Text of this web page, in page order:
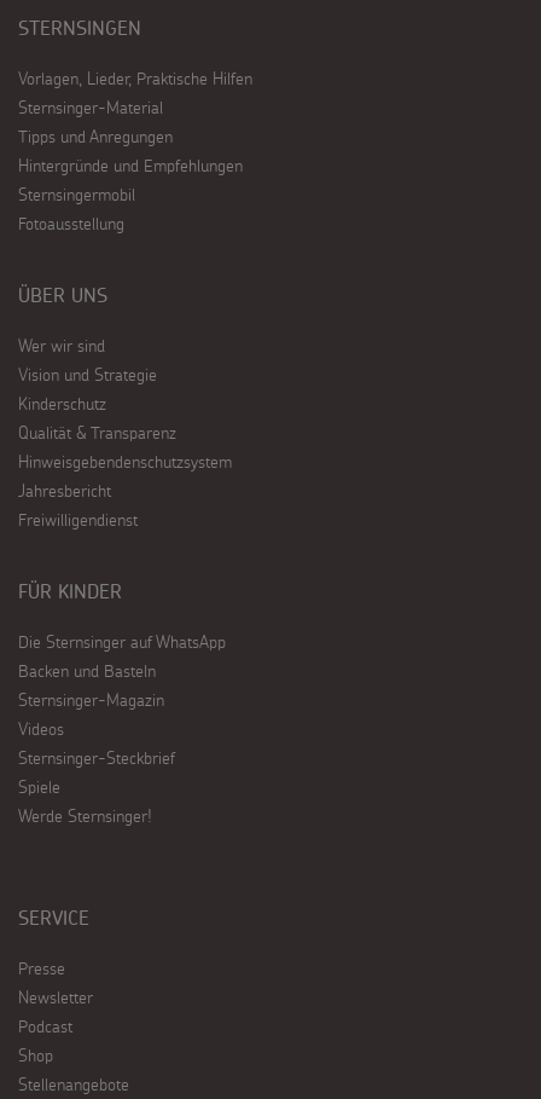
STERNSINGEN
Vorlagen, Lieder, Praktische Hilfen
Sternsinger-Material
Tipps und Anregungen
Hintergründe und Empfehlungen
Sternsingermobil
Fotoausstellung
ÜBER UNS
Wer wir sind
Vision und Strategie
Kinderschutz
Qualität & Transparenz
Hinweisgebendenschutzsystem
Jahresbericht
Freiwilligendienst
FÜR KINDER
Die Sternsinger auf WhatsApp
Backen und Basteln
Sternsinger-Magazin
Videos
Sternsinger-Steckbrief
Spiele
Werde Sternsinger!
SERVICE
Presse
Newsletter
Podcast
Shop
Stellenangebote